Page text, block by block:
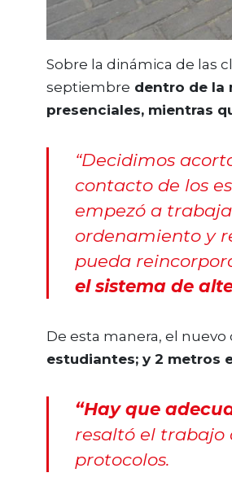
Sobre la dinámica de las
septiembre dentro de la
presenciales, mientras
“Decidimos
contacto de los
empezó a
ordenamiento y
pueda
el sistema de
De esta manera, el
estudiantes; y 2 metros
“Hay que
resaltó el trabajo
protocolos.